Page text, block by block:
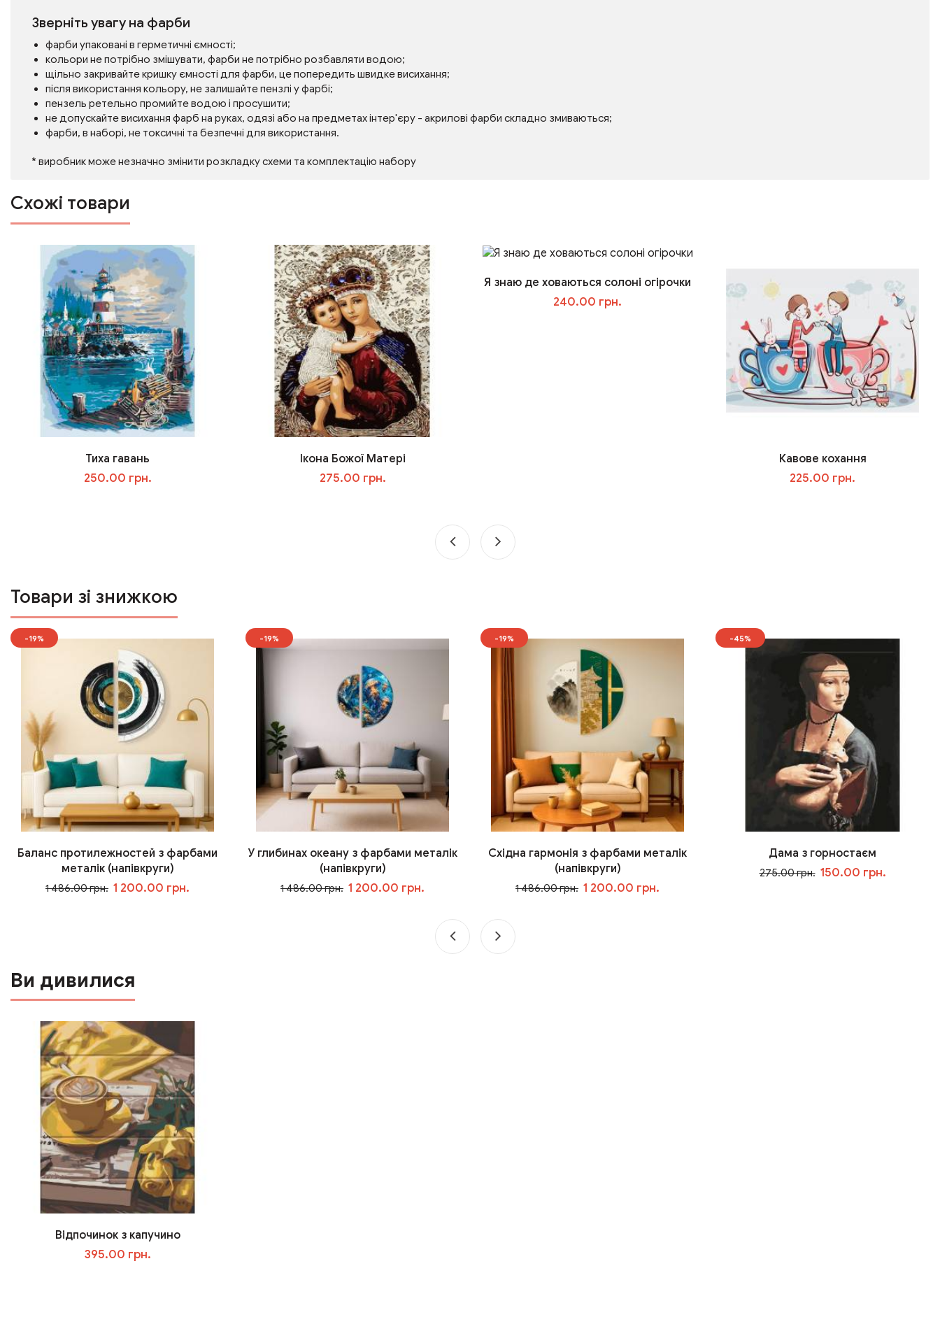
Зверніть увагу на фарби
фарби упаковані в герметичні ємності;
кольори не потрібно змішувати, фарби не потрібно розбавляти водою;
щільно закривайте кришку ємності для фарби, це попередить швидке висихання;
після використання кольору, не залишайте пензлі у фарбі;
пензель ретельно промийте водою і просушити;
не допускайте висихання фарб на руках, одязі або на предметах інтер'єру - акрилові фарби складно змиваються;
фарби, в наборі, не токсичні та безпечні для використання.
* виробник може незначно змінити розкладку схеми та комплектацію набору
Схожі товари
Тиха гавань
250.00 грн.
Ікона Божої Матері
275.00 грн.
Я знаю де ховаються солоні огірочки
240.00 грн.
Кавове кохання
225.00 грн.
Товари зі знижкою
-19%
Баланс протилежностей з фарбами
металік (напівкруги)
1 486.00 грн. 1 200.00 грн.
-19%
У глибинах океану з фарбами металік
(напівкруги)
1 486.00 грн. 1 200.00 грн.
-19%
Східна гармонія з фарбами металік
(напівкруги)
1 486.00 грн. 1 200.00 грн.
-45%
Дама з горностаєм
275.00 грн. 150.00 грн.
Ви дивилися
Відпочинок з капучино
395.00 грн.